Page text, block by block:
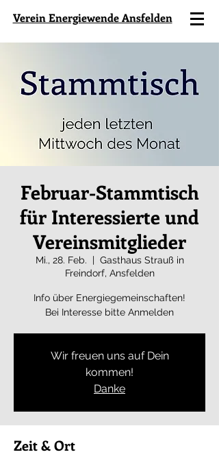
Verein Energiewende Ansfelden
Februar-Stammtisch
für Interessierte und
Vereinsmitglieder
Mi., 28. Feb.
  |
Gasthaus Strauß in
Freindorf, Ansfelden
Info über Energiegemeinschaften!
Bei Interesse bitte Anmelden
Wir freuen uns auf Dein
kommen!
Danke
Zeit & Ort